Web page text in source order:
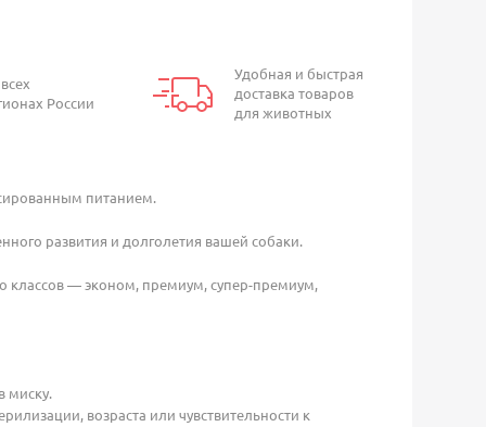
России
Удобная и быстрая
доставка товаров
для животных
питанием.
развития и долголетия вашей собаки.
классов — эконом, премиум, супер-премиум,
миску.
возраста или чувствительности к